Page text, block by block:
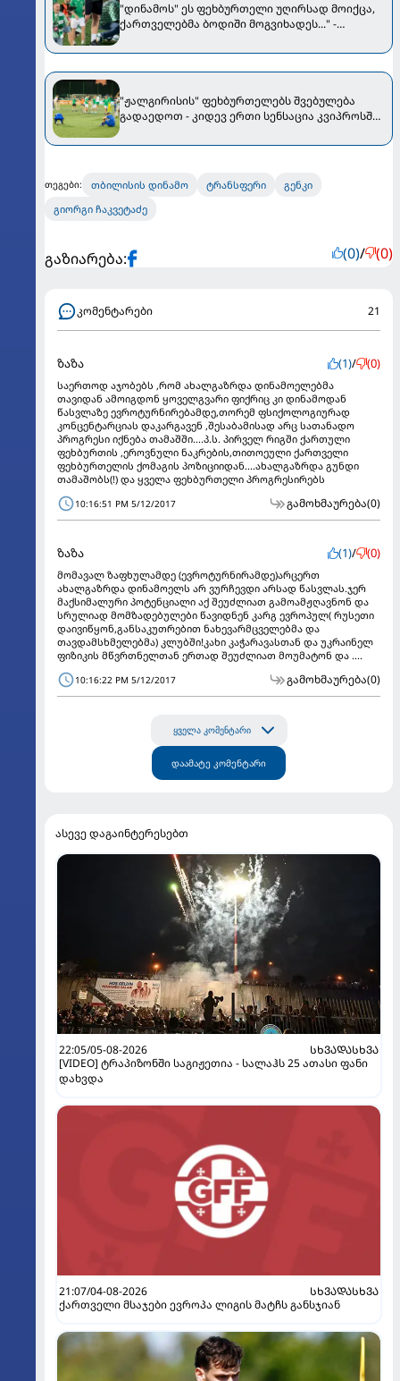
"დინამოს" ეს ფეხბურთელი უღირსად მოიქცა,
ქართველებმა ბოდიში მოგვიხადეს..." -
ავრცელებს
"ჟალგირისის" ფეხბურთელებს შვებულება
გადაედოთ - კიდევ ერთი სენსაცია კვიპროსში
თეგები: თბილისის დინამო ტრანსფერი
გენკი
გიორგი ჩაკვეტაძე
გაზიარება: (0)/ (0)
კომენტარები 21
ზაზა (1)/ (0)
საერთოდ აჯობებს ,რომ ახალგაზრდა დინამოელებმა
თავიდან ამოიგდონ ყოველგვარი ფიქრიც კი დინამოდან
წასვლაზე ევროტურნირებამდე,თორემ ფსიქოლოგიურად
კონცენტარციას დაკარგავენ ,შესაბამისად არც სათანადო
პროგრესი იქნება თამაშში....პ.ს. პირველ რიგში ქართული
ფეხბურთის ,ეროვნული ნაკრების,თითოეული ქართველი
ფეხბურთელის ქომაგის პოზიციიდან....ახალგაზრდა გუნდი
თამაშობს(!) და ყველა ფეხბურთელი პროგრესირებს
10:16:51 PM 5/12/2017 გამოხმაურება(0)
ზაზა (1)/ (0)
მომავალ ზაფხულამდე (ევროტურნირამდე)არცერთ
ახალგაზრდა დინამოელს არ ვურჩევდი არსად წასვლას.ჯერ
მაქსიმალური პოტენციალი აქ შეუძლიათ გამოამჟღავნონ და
სრულიად მომზადებულები წავიდნენ კარგ ევროპულ( რუსეთი
დაივიწყონ,განსაკუთრებით ნახევარმცველებმა და
თავდამსხმელებმა) კლუბში!კახი კაჭარავასთან და უკრაინელ
ფიზიკის მწვრთნელთან ერთად შეუძლიათ მოუმატონ და ....
10:16:22 PM 5/12/2017 გამოხმაურება(0)
ყველა კომენტარი
დაამატე კომენტარი
ასევე დაგაინტერესებთ
22:05/05-08-2026
ᲡᲮᲕᲐᲓᲐᲡᲮᲕᲐ
[VIDEO] ტრაპიზონში საგიჟეთია - სალაჰს 25 ათასი ფანი
დახვდა
21:07/04-08-2026
ᲡᲮᲕᲐᲓᲐᲡᲮᲕᲐ
ქართველი მსაჯები ევროპა ლიგის მატჩს განსჯიან